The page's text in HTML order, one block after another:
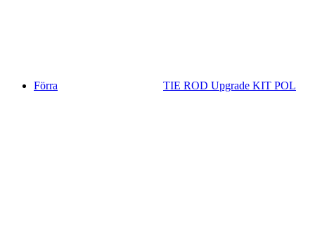
Förra TIE ROD Upgrade KIT POL